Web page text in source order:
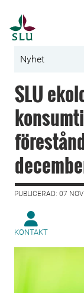
Nyhet
SLU
PUBLICERAD: 07
KONTAKT